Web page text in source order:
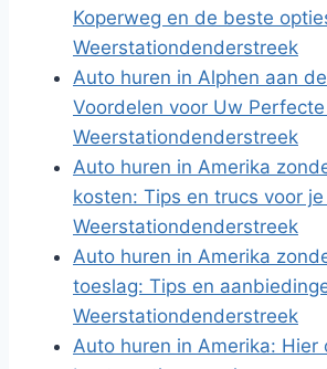
Koperweg en de beste
Weerstationdenderstreek
Auto huren in Alphen aan
Voordelen voor Uw Perfecte
Weerstationdenderstreek
Auto huren in Amerika
kosten: Tips en trucs voor
Weerstationdenderstreek
Auto huren in Amerika
toeslag: Tips en
Weerstationdenderstreek
Auto huren in Amerika: Hier